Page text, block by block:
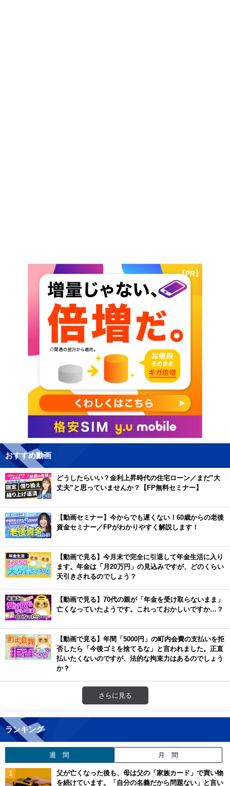
【PR】
おすすめ動画
どうしたらいい？金利上昇時代の住宅ローン／まだ”大
丈夫”と思っていませんか？【FP無料セミナー】
【動画セミナー】今からでも遅くない！60歳からの老後
資金セミナー／FPがわかりやすく解説します！
【動画で見る】今月末で完全に引退して年金生活に入り
ます。年金は「月20万円」の見込みですが、どのくらい
天引きされるのでしょう？
【動画で見る】70代の親が「年金を受け取らないまま」
亡くなっていたようです。これっておかしいですか…？
【動画で見る】年間「5000円」の町内会費の支払いを拒
否したら「今後ゴミを捨てるな」と言われました。正直
払いたくないのですが、法的な拘束力はあるのでしょう
か？
さらに見る
ランキング
週 間 月 間
父が亡くなった後も、母は父の「家族カード」で買い物
を続けています。「自分の名義だから問題ない」と言い